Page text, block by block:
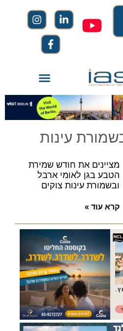
עינות
מציינים את חודש שמירת
הטבע בגן לאומי ארבל
ובשמורת עינות צוקים
קרא עוד »